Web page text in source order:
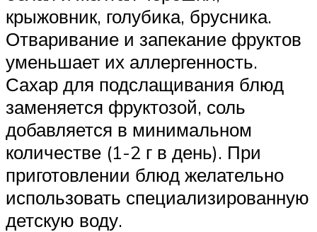
крыжовник, голубика, брусника.
Отваривание и запекание фруктов
уменьшает их аллергенность.
Сахар для подслащивания блюд
заменяется фруктозой, соль
добавляется в минимальном
количестве (1-2 г в день). При
приготовлении блюд желательно
использовать специализированную
детскую воду.